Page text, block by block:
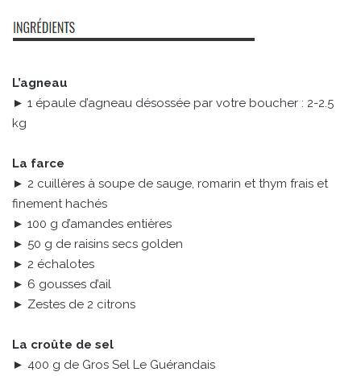
L’agneau
► 1 épaule d’agneau désossée par votre boucher : 2-2.5
kg
La farce
► 2 cuillères à soupe de sauge, romarin et thym frais et
finement hachés
► 100 g d’amandes entières
► 50 g de raisins secs golden
► 2 échalotes
► 6 gousses d’ail
► Zestes de 2 citrons
La croûte de sel
► 400 g de Gros Sel Le Guérandais